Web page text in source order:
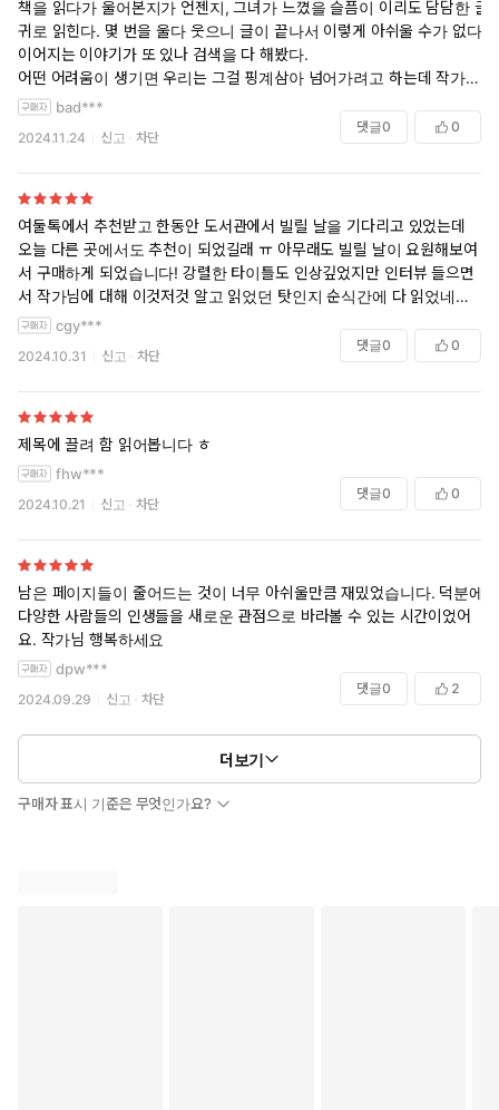
책을 읽다가 울어본지가 언젠지, 그녀가 느꼈을 슬픔이 이리도 담담한 글
귀로 읽힌다. 몇 번을 울다 웃으니 글이 끝나서 이렇게 아쉬울 수가 없다.
이어지는 이야기가 또 있나 검색을 다 해봤다.
어떤 어려움이 생기면 우리는 그걸 핑계삼아 넘어가려고 하는데 작가는
그럼에도 불구하고 나는 할 수 있어를 보여주는 이야기들이라 읽는 내내
명작 에세이다.
bad***
2024.11.24 신고 차단
댓글0 0
여둘톡에서 추천받고 한동안 도서관에서 빌릴 날을 기다리고 있었는데
오늘 다른 곳에서도 추천이 되었길래 ㅠ 아무래도 빌릴 날이 요원해보여
서 구매하게 되었습니다! 강렬한 타이틀도 인상깊었지만 인터뷰 들으면
서 작가님에 대해 이것저것 알고 읽었던 탓인지 순식간에 다 읽었네요. 작
가님의 다음 책도 보고 싶어요. 작가님을 응원합니다.
cgy***
2024.10.31 신고 차단
댓글0 0
제목에 끌려 함 읽어봅니다 ㅎ
fhw***
2024.10.21 신고 차단
댓글0 0
남은 페이지들이 줄어드는 것이 너무 아쉬울만큼 재밌었습니다. 덕분에
다양한 사람들의 인생들을 새로운 관점으로 바라볼 수 있는 시간이었어
요. 작가님 행복하세요
dpw***
2024.09.29 신고 차단
댓글0 2
더보기
구매자 표시 기준은 무엇인가요?